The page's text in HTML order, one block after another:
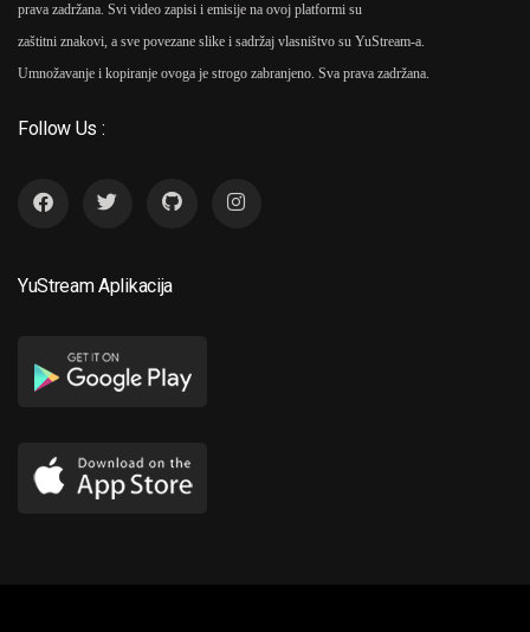
prava zadržana. Svi video zapisi i emisije na ovoj platformi su
zaštitni znakovi, a sve povezane slike i sadržaj vlasništvo su YuStream-a.
Umnožavanje i kopiranje ovoga je strogo zabranjeno. Sva prava zadržana.
Follow Us :
YuStream Aplikacija